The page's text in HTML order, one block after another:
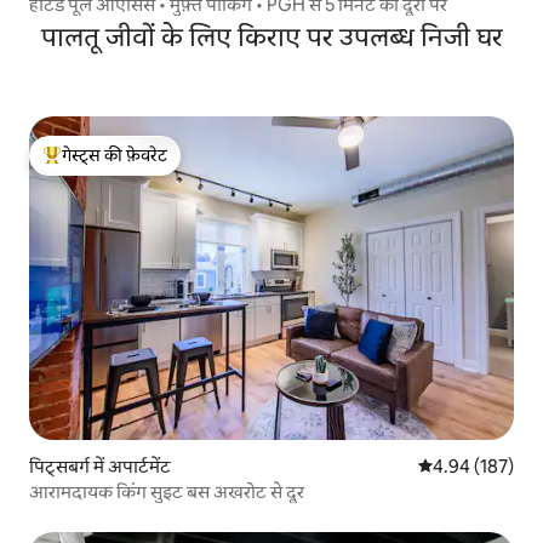
पालतू जीवों के लिए किराए पर उपलब्ध निजी घर
गेस्ट्स का टॉप फ़ेवरेट
गेस्ट्स की फ़ेवरेट
पिट्सबर्ग में अपार्टमेंट औसत रेटिंग 5 में से
4.94 (187)
आरामदायक किंग सुइट बस अखरोट से दूर